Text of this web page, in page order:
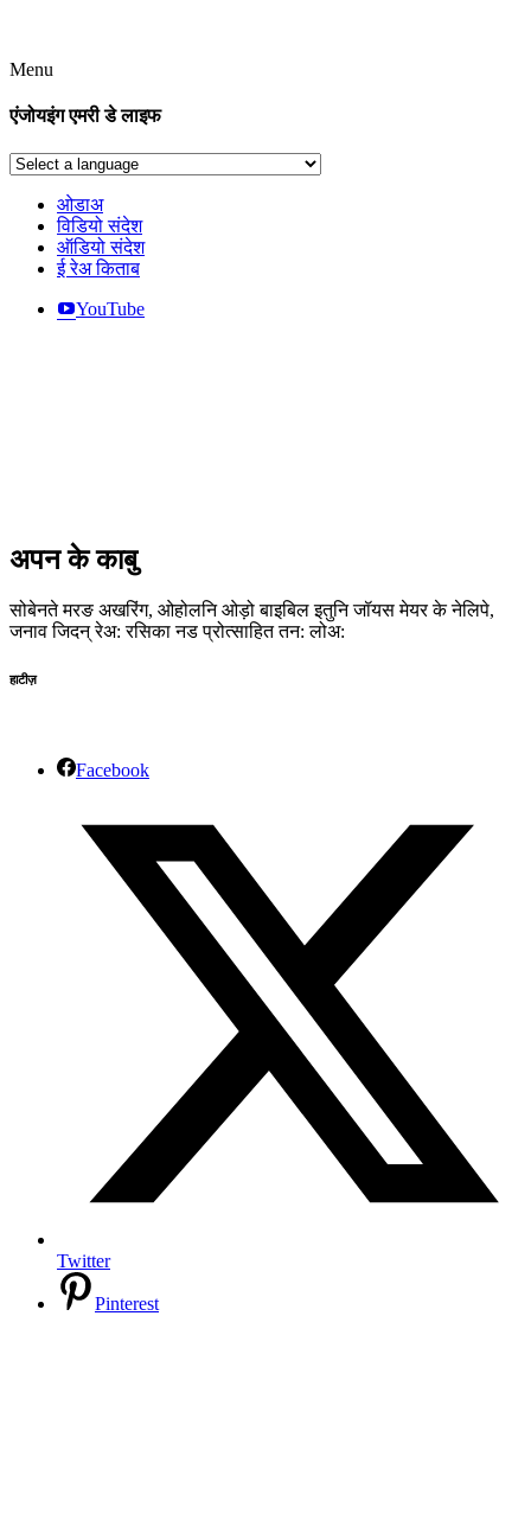
Menu
एंजोयइंग एमरी डे लाइफ
ओडाअ
विडियो संदेश
ऑडियो संदेश
ई रेअ किताब
YouTube
अपन के काबु
सोबेनते मरङ अखरिंग, ओहोलनि ओड़ो बाइबिल इतुनि जॉयस मेयर के नेलिपे,
जनाव जिदन् रेअ: रसिका नड प्रोत्साहित तन: लोअ:
हाटीज़
Facebook
Twitter
Pinterest